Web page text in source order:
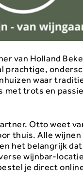
van Holland
waar
met trots en
Otto weet
thuis. Alle
het belangrijk
wijnbar-
je direct